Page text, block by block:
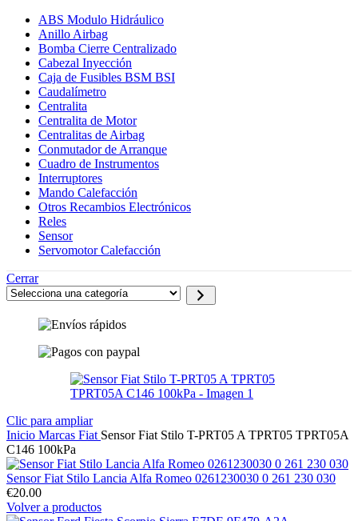
ABS Modulo Hidráulico
Anillo Airbag
Bomba Cierre Centralizado
Cabezal Inyección
Caja de Fusibles BSM BSI
Caudalímetro
Centralita
Centralita de Motor
Centralitas de Airbag
Conmutador de Arranque
Cuadro de Instrumentos
Interruptores
Mando Calefacción
Otros Recambios Electrónicos
Reles
Sensor
Servomotor Calefacción
Cerrar
Selecciona
categoría
Clic para ampliar
Inicio Marcas Fiat Sensor Fiat Stilo T-PRT05 A TPRT05 TPRT05A
C146 100kPa
Sensor Fiat Stilo Lancia Alfa Romeo 0261230030 0 261 230 030
€20.00
Volver a productos